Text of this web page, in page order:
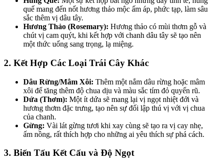
quế mang đến nốt hương thảo mộc ấm áp, phức tạp, làm sâu
sắc thêm vị dâu tây.
Hương Thảo (Rosemary): Hương thảo có mùi thơm gỗ và
chút vị cam quýt, khi kết hợp với chanh dâu tây sẽ tạo nên
một thức uống sang trọng, lạ miệng.
2. Kết Hợp Các Loại Trái Cây Khác
Dâu Rừng/Mâm Xôi: Thêm một nắm dâu rừng hoặc mâm
xôi để tăng thêm độ chua dịu và màu sắc tím đỏ quyến rũ.
Dứa (Thơm): Một ít dứa sẽ mang lại vị ngọt nhiệt đới và
hương thơm đặc trưng, tạo nên sự đối lập thú vị với vị chua
của chanh.
Gừng: Vài lát gừng tươi khi xay cùng sẽ tạo ra vị cay nhẹ,
ấm nồng, rất thích hợp cho những ai yêu thích sự phá cách.
3. Biến Tấu Kết Cấu và Độ Ngọt